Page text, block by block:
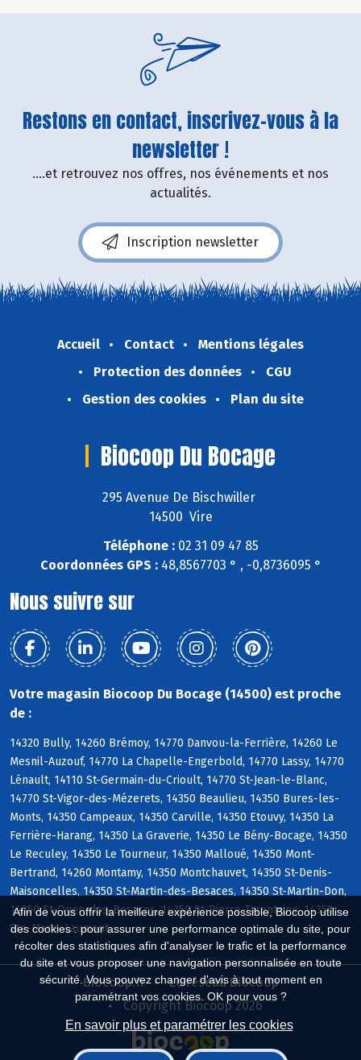
Afin de vous offrir la meilleure expérience possible, Biocoop utilise
des cookies : pour assurer une performance optimale du site, pour
récolter des statistiques afin d'analyser le trafic et la performance
du site et vous proposer une navigation personnalisée en toute
sécurité. Vous pouvez changer d'avis à tout moment en
paramétrant vos cookies. OK pour vous ?
En savoir plus et paramétrer les cookies
Restons en contact, inscrivez-vous à la
newsletter !
....et retrouvez nos offres, nos événements et nos
actualités.
Inscription newsletter
Accueil Contact
Mentions légales
Protection des données
CGU
Gestion des cookies
Plan du site
Biocoop Du Bocage
295 Avenue De Bischwiller
14500 Vire
Téléphone :02 31 09 47 85
Coordonnées GPS :48,8567703 ° , -0,8736095 °
Nous suivre sur
Votre magasin Biocoop Du Bocage (14500) est proche
de :
14320 Bully, 14260 Brémoy, 14770 Danvou-la-Ferrière, 14260 Le
Mesnil-Auzouf, 14770 La Chapelle-Engerbold, 14770 Lassy, 14770
Lénault, 14110 St-Germain-du-Crioult, 14770 St-Jean-le-Blanc,
14770 St-Vigor-des-Mézerets, 14350 Beaulieu, 14350 Bures-les-
Monts, 14350 Campeaux, 14350 Carville, 14350 Etouvy, 14350 La
Ferrière-Harang, 14350 La Graverie, 14350 Le Bény-Bocage, 14350
Le Reculey, 14350 Le Tourneur, 14350 Malloué, 14350 Mont-
Bertrand, 14260 Montamy, 14350 Montchauvet, 14350 St-Denis-
Maisoncelles, 14350 St-Martin-des-Besaces, 14350 St-Martin-Don,
14350 St-Ouen-des-Besaces, 14350 St-Pierre-Tarentaine, 14350
Ste-Marie-Laumont
Biocoop.fr
Le réseau Biocoop
Copyright Biocoop 2026